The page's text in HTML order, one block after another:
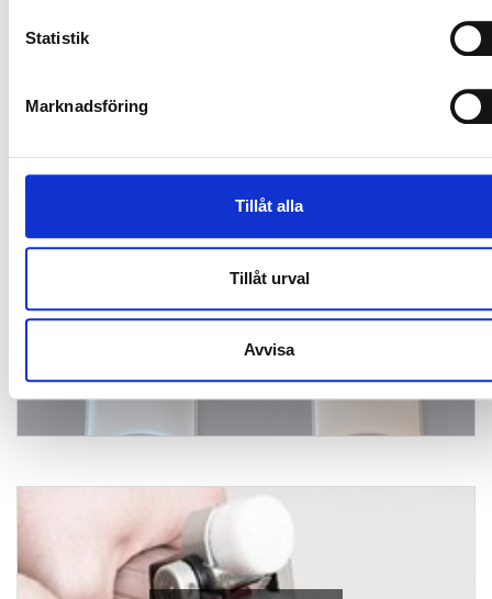
Statistik
Marknadsföring
Tillåt alla
Tillåt urval
Avvisa
Blodposer